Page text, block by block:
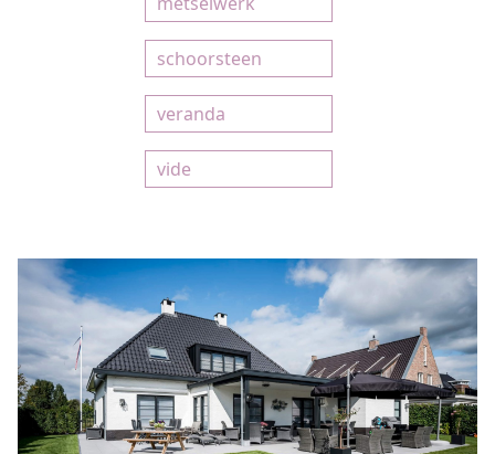
schoorsteen
veranda
vide